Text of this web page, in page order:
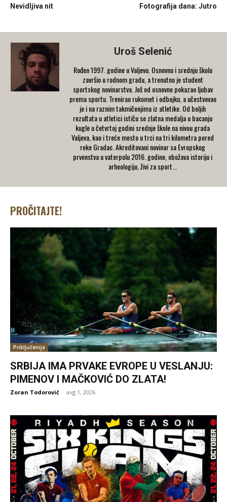
Nevidljiva nit Fotografija dana: Jutro
Uroš Selenić
Rođen 1997. godine u Valjevu. Osnovnu i srednju školu
završio u rodnom gradu, a trenutno je student
sportskog novinarstva. Još od osnovne pokazao ljubav
prema sportu. Trenirao rukomet i odbojku, a učestvovao
je i na raznim takmičenjima iz atletike. Od boljih
rezultata u atletici ističu se zlatna medalja u bacanju
kugle u četvrtoj godini srednje škole na nivou grada
Valjeva, kao i treće mesto u trci na tri kilometra pored
reke Gradac. Akreditovani novinar sa Evropskog
prvenstva u vaterpolu 2016. godine, obožava istoriju i
arheologiju, živi za sport...
PROČITAJTE!
Priključenija
SRBIJA IMA PRVAKE EVROPE U VESLANJU:
PIMENOV I MAČKOVIĆ DO ZLATA!
Zoran Todorović - avg 1, 2026